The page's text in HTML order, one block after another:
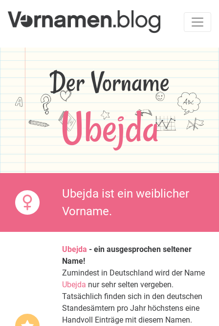
Der Vorname
Ubejda
Ubejda ist ein weiblicher
Vorname.
Ubejda - ein ausgesprochen seltener
Name!
Zumindest in Deutschland wird der Name
Ubejda nur sehr selten vergeben.
Tatsächlich finden sich in den deutschen
Standesämtern pro Jahr höchstens eine
Handvoll Einträge mit diesem Namen.